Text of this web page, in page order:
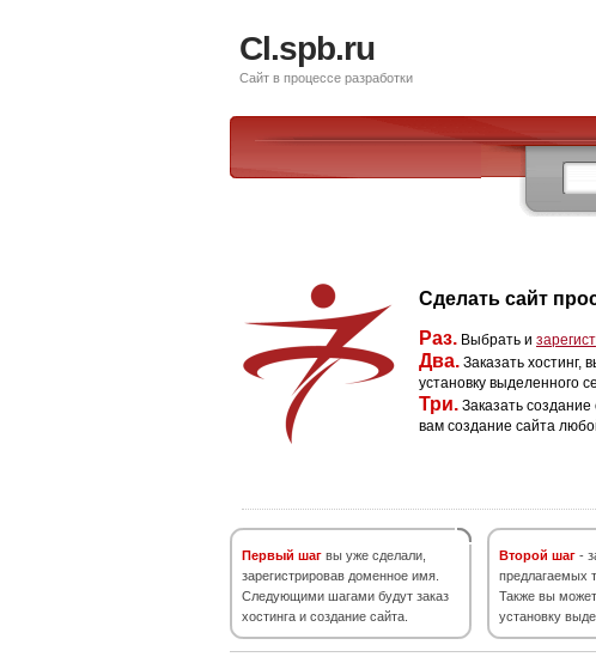
Cl.spb.ru
Сайт в процессе разработки
Сделать сайт
Раз. Выбрать и
Два. Заказать
установку выделенного
Три. Заказать
вам создание сайта
Первый шаг вы уже сделали,
зарегистрировав доменное имя.
Следующими шагами будут заказ
хостинга и создание сайта.
Второй шаг -
предлагаемых
Также вы
установку